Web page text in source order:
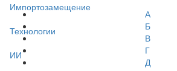
Импортозамещение
Технологии
ИИ
А
Б
В
Г
Д